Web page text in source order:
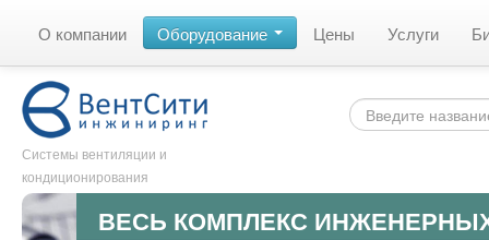
О компании Оборудование Цены Услуги
Системы вентиляции и
кондиционирования
ВЕСЬ КОМПЛЕКС